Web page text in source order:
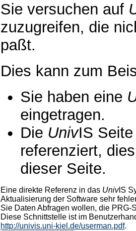
Sie versuchen auf
zuzugreifen, die
paßt.
Dies kann zum
Sie haben eine
eingetragen.
Die UnivIS
referenziert,
dieser Seite.
Eine direkte Referenz in das UnivIS
Aktualisierung der Software sehr
Sie Daten Abfragen wollen, die PRG-
Diese Schnittstelle ist im
http://univis.uni-kiel.de/userman.pdf.